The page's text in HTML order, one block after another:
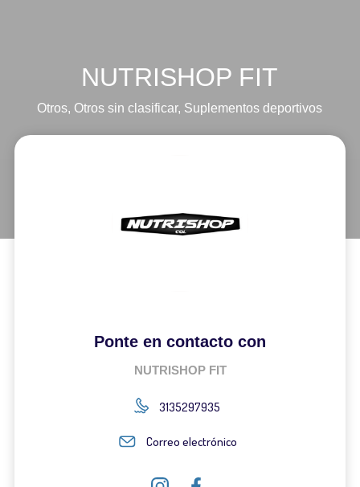
NUTRISHOP FIT
Otros, Otros sin clasificar, Suplementos deportivos
Ponte en contacto con
NUTRISHOP FIT
3135297935
Correo electrónico